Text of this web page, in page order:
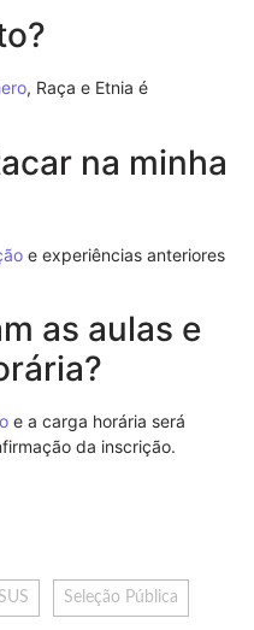
, Raça e Etnia é
na minha
e experiências anteriores
as aulas e
e a carga horária será
da inscrição.
Seleção Pública